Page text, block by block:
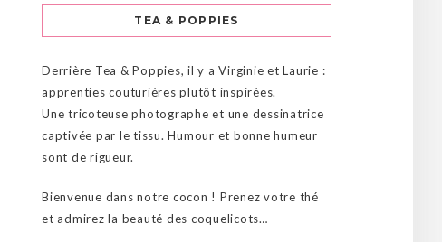
TEA & POPPIES
Derrière Tea & Poppies, il y a Virginie et Laurie :
apprenties couturières plutôt inspirées.
Une tricoteuse photographe et une dessinatrice
captivée par le tissu. Humour et bonne humeur
sont de rigueur.
Bienvenue dans notre cocon ! Prenez votre thé
et admirez la beauté des coquelicots…